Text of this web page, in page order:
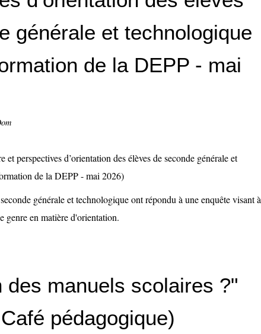
générale et technologique
de la DEPP - mai
générale et technologique ont répondu à une enquête visant à
genre en matière d'orientation.
des manuels scolaires ?"
pédagogique)